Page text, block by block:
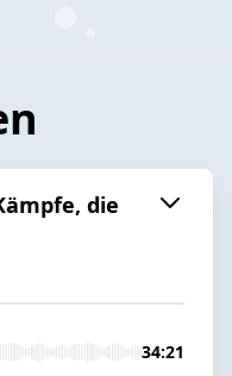
die
34:21